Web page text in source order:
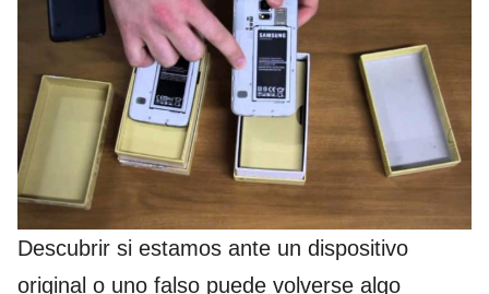
Descubrir si estamos ante un dispositivo
original o uno falso puede volverse algo